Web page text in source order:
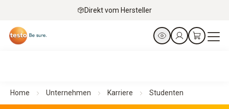
Direkt vom Hersteller
Home Unternehmen Karriere Studenten